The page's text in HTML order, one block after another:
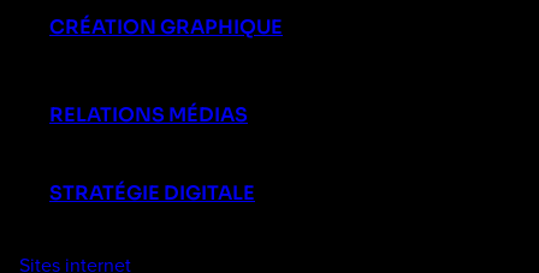
CRÉATION GRAPHIQUE
RELATIONS MÉDIAS
STRATÉGIE DIGITALE
Sites internet